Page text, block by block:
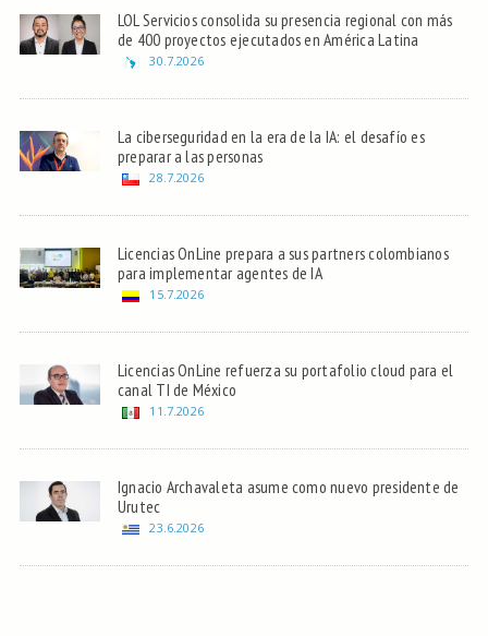
LOL Servicios consolida su presencia regional con más
de 400 proyectos ejecutados en América Latina
30.7.2026
La ciberseguridad en la era de la IA: el desafío es
preparar a las personas
28.7.2026
Licencias OnLine prepara a sus partners colombianos
para implementar agentes de IA
15.7.2026
Licencias OnLine refuerza su portafolio cloud para el
canal TI de México
11.7.2026
Ignacio Archavaleta asume como nuevo presidente de
Urutec
23.6.2026